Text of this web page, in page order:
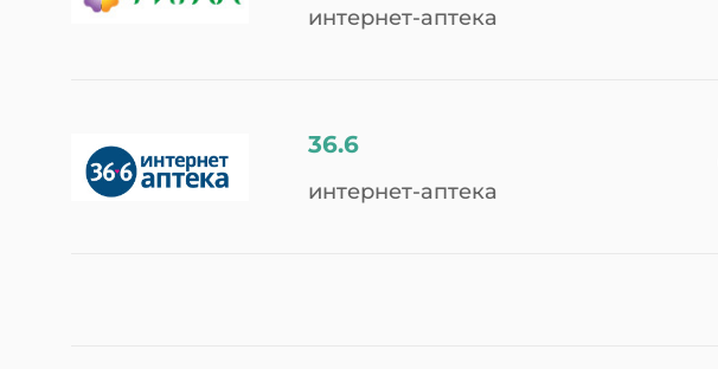
интернет-аптека
36.6
интернет-аптека